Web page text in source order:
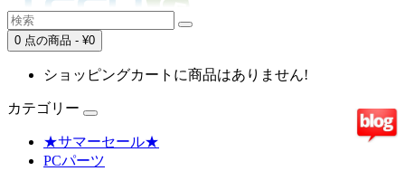
0 点の商品 - ¥0
ショッピングカートに商品はありません!
カテゴリー
★サマーセール★
PCパーツ